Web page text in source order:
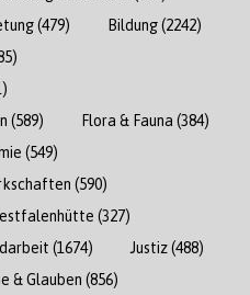
(479) Bildung(2242)
(589) Flora & Fauna (384)
(549)
(590)
(327)
(1674) Justiz(488)
& Glauben (856)